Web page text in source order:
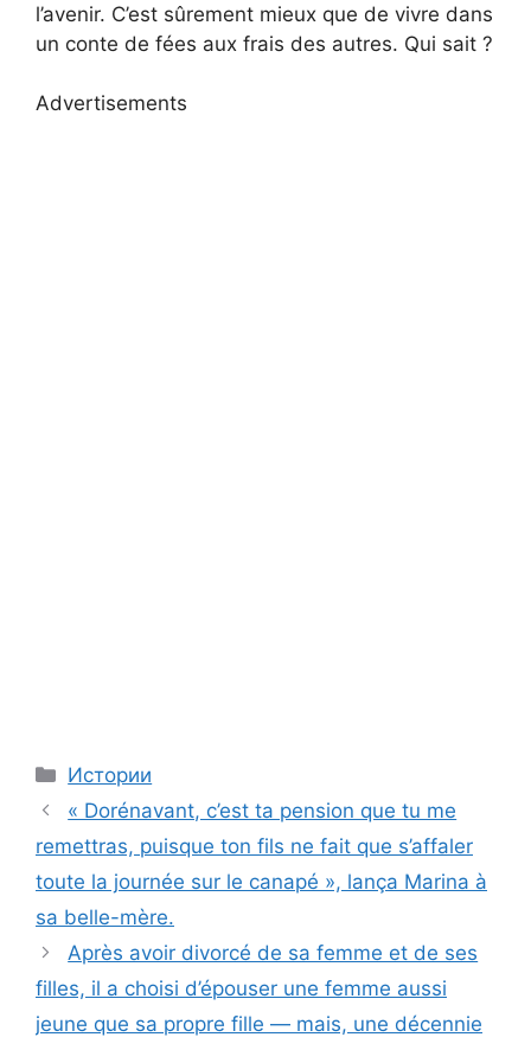
l’avenir. C’est sûrement mieux que de vivre dans
un conte de fées aux frais des autres. Qui sait ?
Advertisements
Categories
Истории
« Dorénavant, c’est ta pension que tu me
remettras, puisque ton fils ne fait que s’affaler
toute la journée sur le canapé », lança Marina à
sa belle-mère.
Après avoir divorcé de sa femme et de ses
filles, il a choisi d’épouser une femme aussi
jeune que sa propre fille — mais, une décennie